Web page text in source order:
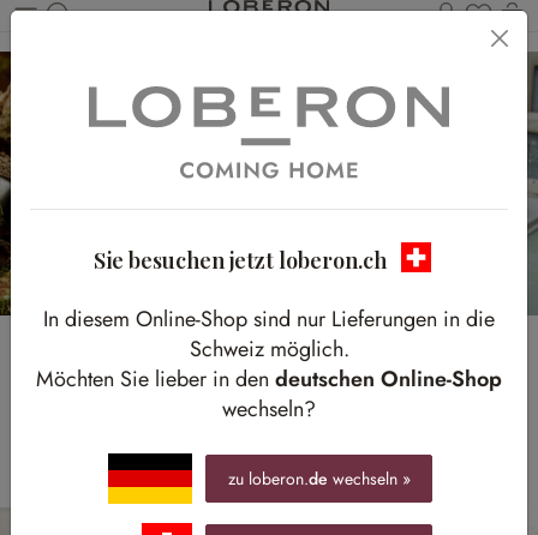
Du
Geschenkideen fürs
Osternest
Sie besuchen jetzt loberon.ch
In diesem Online-Shop sind nur Lieferungen in die
Schweiz möglich.
Möchten Sie lieber in den deutschen Online-Shop
wechseln?
zu loberon.de wechseln »